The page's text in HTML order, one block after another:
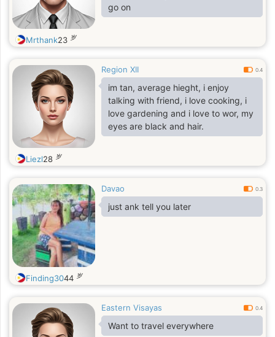
go on
Mrthank23 岁
Region XII 0.4
im tan, average hieght, i enjoy
talking with friend, i love cooking, i
love gardening and i love to wor, my
eyes are black and hair.
Liezl28 岁
Davao 0.3
just ank tell you later
Finding3044 岁
Eastern Visayas 0.4
Want to travel everywhere